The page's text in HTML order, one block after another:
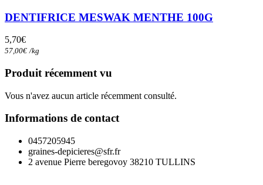
DENTIFRICE MESWAK MENTHE 100G
5,70€
57,00€ /kg
Produit récemment vu
Vous n'avez aucun article récemment consulté.
Informations de contact
0457205945
graines-depicieres@sfr.fr
2 avenue Pierre beregovoy 38210 TULLINS